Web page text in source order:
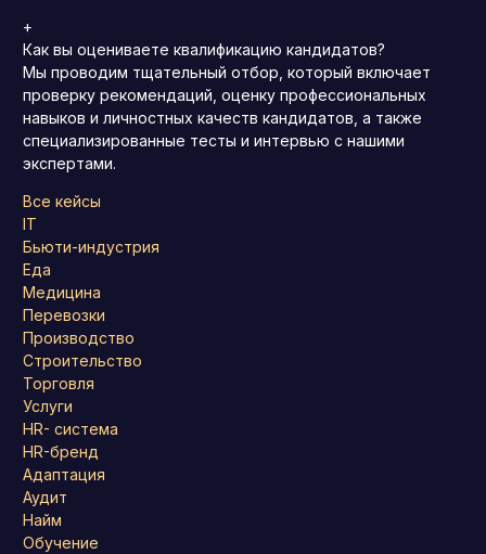
+
Как вы оцениваете квалификацию кандидатов?
Мы проводим тщательный отбор, который включает
проверку рекомендаций, оценку профессиональных
навыков и личностных качеств кандидатов, а также
специализированные тесты и интервью с нашими
экспертами.
Все кейсы
IT
Бьюти-индустрия
Еда
Медицина
Перевозки
Производство
Строительство
Торговля
Услуги
HR- система
HR-бренд
Адаптация
Аудит
Найм
Обучение